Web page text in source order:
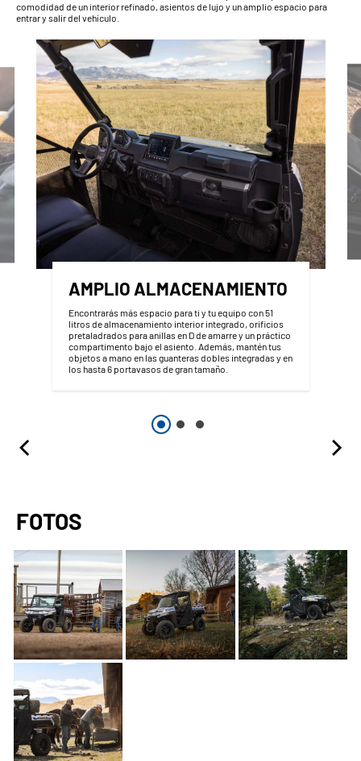
comodidad de un interior refinado, asientos de lujo y un amplio espacio para
entrar y salir del vehículo.
AMPLIO ALMACENAMIENTO
Encontrarás más espacio para ti y tu equipo con 51
litros de almacenamiento interior integrado, orificios
pretaladrados para anillas en D de amarre y un práctico
compartimento bajo el asiento. Además, mantén tus
objetos a mano en las guanteras dobles integradas y en
los hasta 6 portavasos de gran tamaño.
FOTOS